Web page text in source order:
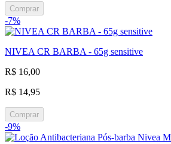
Comprar
-7%
NIVEA CR BARBA - 65g sensitive
R$ 16,00
R$ 14,95
Comprar
-9%